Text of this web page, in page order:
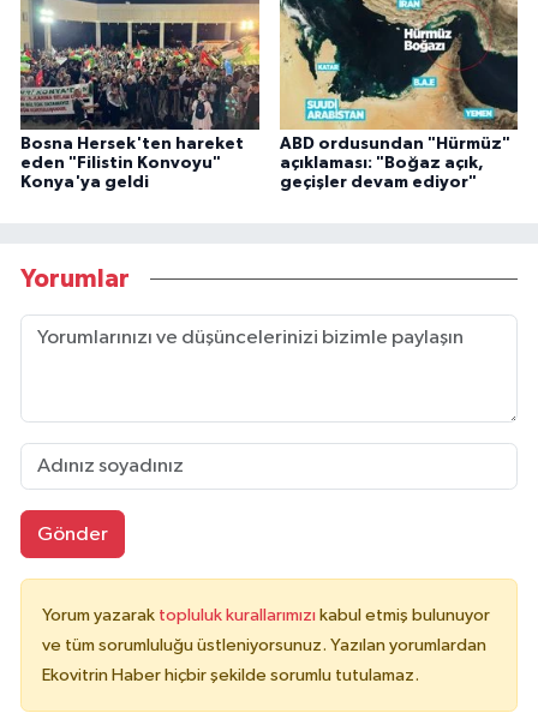
Bosna Hersek'ten hareket
eden "Filistin Konvoyu"
Konya'ya geldi
ABD ordusundan "Hürmüz"
açıklaması: "Boğaz açık,
geçişler devam ediyor"
Yorumlar
Gönder
Yorum yazarak topluluk kurallarımızı kabul etmiş bulunuyor
ve tüm sorumluluğu üstleniyorsunuz. Yazılan yorumlardan
Ekovitrin Haber hiçbir şekilde sorumlu tutulamaz.